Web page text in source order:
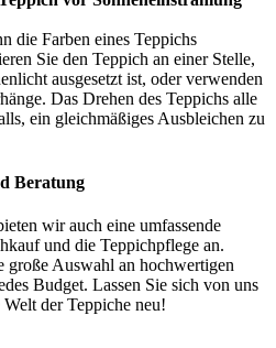
die Farben eines Teppichs
Sie den Teppich an einer Stelle,
ausgesetzt ist, oder verwenden
Das Drehen des Teppichs alle
ein gleichmäßiges Ausbleichen zu
Beratung
wir auch eine umfassende
und die Teppichpflege an.
große Auswahl an hochwertigen
Budget. Lassen Sie sich von uns
der Teppiche neu!